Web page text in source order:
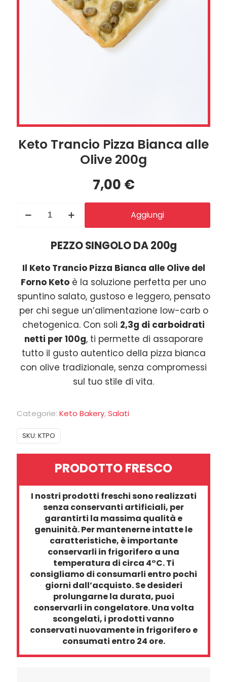
Keto Trancio Pizza Bianca alle
Olive 200g
7,00 €
alle
Olive
200g
quantità
Aggiungi
PEZZO SINGOLO DA 200g
Il Keto Trancio Pizza Bianca alle Olive del
Forno Keto è la soluzione perfetta per uno
spuntino salato, gustoso e leggero, pensato
per chi segue un’alimentazione low-carb o
chetogenica. Con soli 2,3g di carboidrati
netti per 100g, ti permette di assaporare
tutto il gusto autentico della pizza bianca
con olive tradizionale, senza compromessi
sul tuo stile di vita.
Categorie: Keto Bakery,Salati
SKU: KTPO
PRODOTTO FRESCO
I nostri prodotti freschi sono realizzati
senza conservanti artificiali, per
garantirti la massima qualità e
genuinità. Per mantenerne intatte le
caratteristiche, è importante
conservarli in frigorifero a una
temperatura di circa 4°C. Ti
consigliamo di consumarli entro pochi
giorni dall’acquisto. Se desideri
prolungarne la durata, puoi
conservarli in congelatore. Una volta
scongelati, i prodotti vanno
conservati nuovamente in frigorifero e
consumati entro 24 ore.